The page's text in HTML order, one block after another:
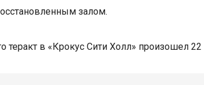
залом.
теракт в «Крокус Сити Холл» произошел